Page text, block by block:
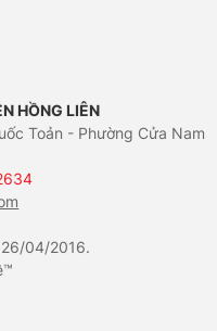
HỒNG LIÊN
Toản - Phường Cửa Nam
04/2016.